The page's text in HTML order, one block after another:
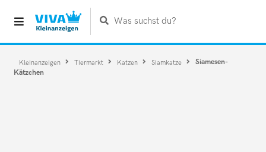
Was suchst du?
Kleinanzeigen Tiermarkt Katzen Siamkatze
Siamesen-
Kätzchen